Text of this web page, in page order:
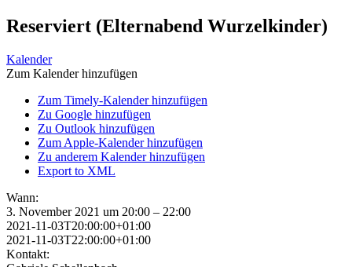
Reserviert (Elternabend Wurzelkinder)
Kalender
Zum Kalender hinzufügen
Zum Timely-Kalender hinzufügen
Zu Google hinzufügen
Zu Outlook hinzufügen
Zum Apple-Kalender hinzufügen
Zu anderem Kalender hinzufügen
Export to XML
Wann:
3. November 2021 um 20:00 – 22:00
2021-11-03T20:00:00+01:00
2021-11-03T22:00:00+01:00
Kontakt: